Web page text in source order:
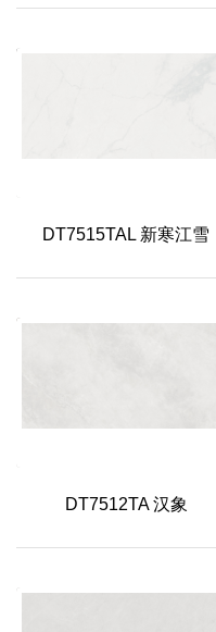
DT7515TAL 新寒江雪
DT7512TA 汉象